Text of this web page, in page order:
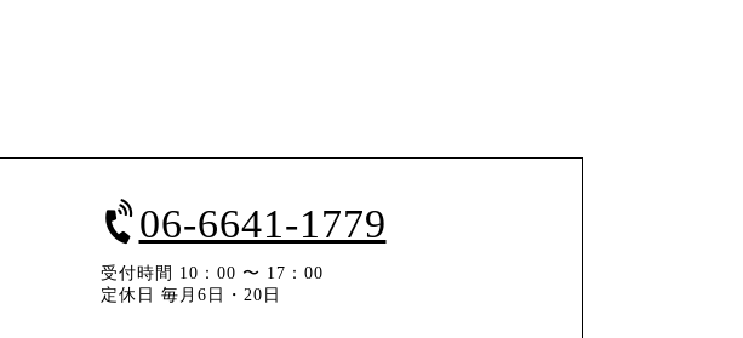
06-6641-1779
受付時間 10：00 〜 17：00
定休日 毎月6日・20日